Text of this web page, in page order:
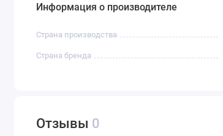
Информация о производителе
Страна производства
Страна бренда
Отзывы 0